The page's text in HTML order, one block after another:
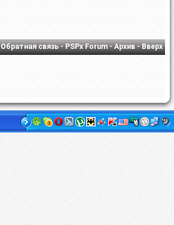
Обратная связь-PSPx Forum-Архив-Вверх